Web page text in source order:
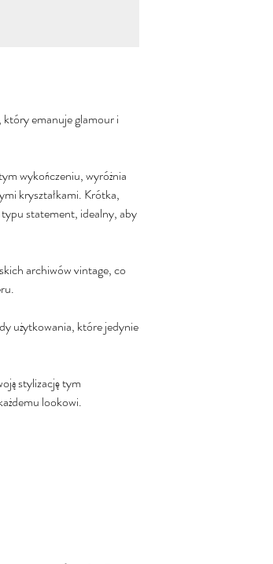
emanuje glamour i
wykończeniu, wyróżnia
kryształkami. Krótka,
statement, idealny, aby
archiwów vintage, co
użytkowania, które jedynie
stylizację tym
lookowi.